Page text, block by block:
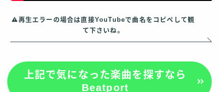
再生エラーの場合は直接YouTubeで曲名をコピペして観
て下さいね。
上記で気になった楽曲を探すなら
Beatport